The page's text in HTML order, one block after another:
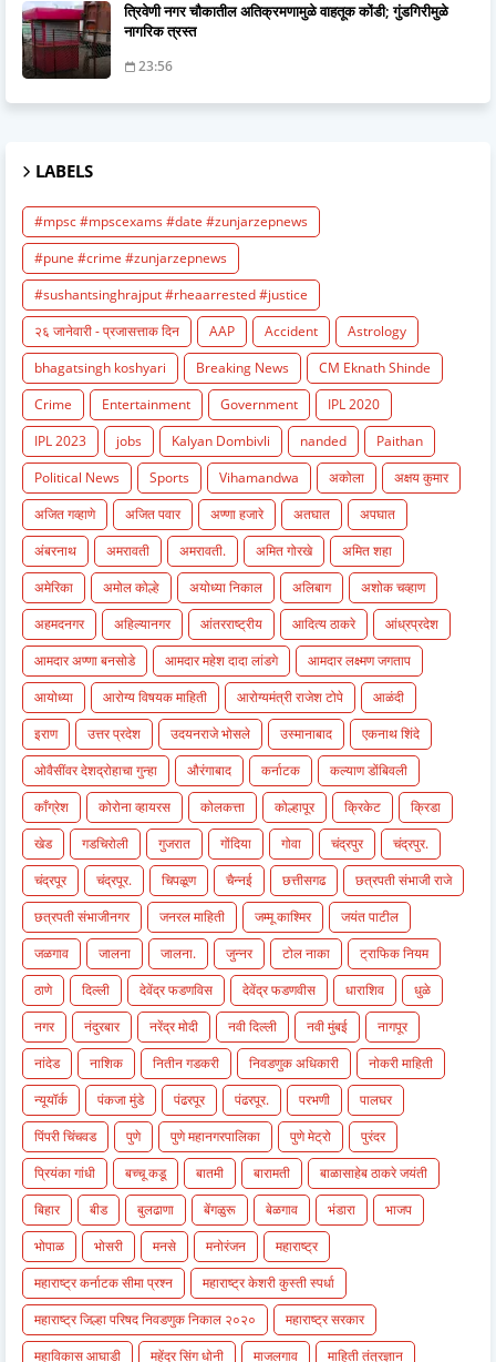
त्रिवेणी नगर चौकातील अतिक्रमणामुळे वाहतूक कोंडी; गुंडगिरीमुळे
नागरिक त्रस्त
23:56
LABELS
#mpsc #mpscexams #date #zunjarzepnews
#pune #crime #zunjarzepnews
#sushantsinghrajput #rheaarrested #justice
२६ जानेवारी - प्रजासत्ताक दिन
AAP Accident
Astrology
bhagatsingh koshyari
Breaking News
CM Eknath Shinde
Crime
Entertainment Government
IPL 2020
IPL 2023
jobs Kalyan Dombivli nanded
Paithan
Political News
Sports Vihamandwa अकोला
अक्षय कुमार
अजित गव्हाणे
अजित पवार अण्णा हजारे अतघात
अपघात
अंबरनाथ
अमरावती अमरावती. अमित गोरखे
अमित शहा
अमेरिका
अमोल कोल्हे अयोध्या निकाल अलिबाग
अशोक चव्हाण
अहमदनगर
अहिल्यानगर आंतरराष्ट्रीय आदित्य ठाकरे
आंध्रप्रदेश
आमदार अण्णा बनसोडे
आमदार महेश दादा लांडगे
आमदार लक्ष्मण जगताप
आयोध्या
आरोग्य विषयक माहिती आरोग्यमंत्री राजेश टोपे
आळंदी
इराण
उत्तर प्रदेश उदयनराजे भोसले उस्मानाबाद
एकनाथ शिंदे
ओवैसींवर देशद्रोहाचा गुन्हा
औरंगाबाद कर्नाटक
कल्याण डोंबिवली
काँग्रेश
कोरोना व्हायरस कोलकत्ता कोल्हापूर क्रिकेट
क्रिडा
खेड
गडचिरोली गुजरात गोंदिया गोवा चंद्रपुर
चंद्रपुर.
चंद्रपूर
चंद्रपूर. चिपळूण चैन्नई छत्तीसगढ
छत्रपती संभाजी राजे
छत्रपती संभाजीनगर
जनरल माहिती जम्मू काश्मिर
जयंत पाटील
जळगाव
जालना जालना. जुन्नर टोल नाका
ट्राफिक नियम
ठाणे
दिल्ली देवेंद्र फडणविस देवेंद्र फडणवीस धाराशिव
धुळे
नगर
नंदुरबार नरेंद्र मोदी नवी दिल्ली नवी मुंबई
नागपूर
नांदेड
नाशिक नितीन गडकरी निवडणुक अधिकारी
नोकरी माहिती
न्यूयॉर्क
पंकजा मुंडे पंढरपूर पंढरपूर. परभणी
पालघर
पिंपरी चिंचवड
पुणे पुणे महानगरपालिका पुणे मेट्रो
पुरंदर
प्रियंका गांधी
बच्चू कडू बातमी बारामती
बाळासाहेब ठाकरे जयंती
बिहार
बीड बुलढाणा बेंगळुरू बेळगाव भंडारा
भाजप
भोपाळ
भोसरी मनसे मनोरंजन
महाराष्ट्र
महाराष्ट्र कर्नाटक सीमा प्रश्न
महाराष्ट्र केशरी कुस्ती स्पर्धा
महाराष्ट्र जिल्हा परिषद निवडणुक निकाल २०२०
महाराष्ट्र सरकार
महाविकास आघाडी
महेंद्र सिंग धोनी माजलगाव माहिती तंत्रज्ञान